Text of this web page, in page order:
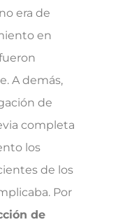
era de
en
A demás,
de
completa
los
de los
Por
de